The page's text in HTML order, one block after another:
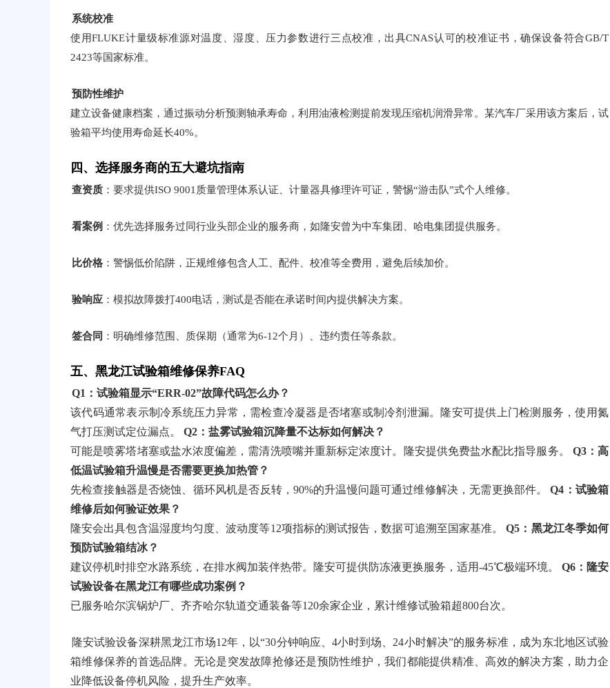
系统校准
使用FLUKE计量级标准源对温度、湿度、压力参数进行三点校准，出具CNAS认可的校准证书，确保设备符合GB/T
2423等国家标准。
预防性维护
建立设备健康档案，通过振动分析预测轴承寿命，利用油液检测提前发现压缩机润滑异常。某汽车厂采用该方案后，试
验箱平均使用寿命延长40%。
四、选择服务商的五大避坑指南
查资质 ：要求提供ISO 9001质量管理体系认证、计量器具修理许可证，警惕“游击队”式个人维修。
看案例 ：优先选择服务过同行业头部企业的服务商，如隆安曾为中车集团、哈电集团提供服务。
比价格 ：警惕低价陷阱，正规维修包含人工、配件、校准等全费用，避免后续加价。
验响应 ：模拟故障拨打400电话，测试是否能在承诺时间内提供解决方案。
签合同 ：明确维修范围、质保期（通常为6-12个月）、违约责任等条款。
五、黑龙江试验箱维修保养FAQ
Q1：试验箱显示“ERR-02”故障代码怎么办？
该代码通常表示制冷系统压力异常，需检查冷凝器是否堵塞或制冷剂泄漏。隆安可提供上门检测服务，使用氮
气打压测试定位漏点。 Q2：盐雾试验箱沉降量不达标如何解决？
可能是喷雾塔堵塞或盐水浓度偏差，需清洗喷嘴并重新标定浓度计。隆安提供免费盐水配比指导服务。 Q3：高
低温试验箱升温慢是否需要更换加热管？
先检查接触器是否烧蚀、循环风机是否反转，90%的升温慢问题可通过维修解决，无需更换部件。Q4：试验箱
维修后如何验证效果？
隆安会出具包含温湿度均匀度、波动度等12项指标的测试报告，数据可追溯至国家基准。Q5：黑龙江冬季如何
预防试验箱结冰？
建议停机时排空水路系统，在排水阀加装伴热带。隆安可提供防冻液更换服务，适用-45℃极端环境。 Q6：隆安
试验设备在黑龙江有哪些成功案例？
已服务哈尔滨锅炉厂、齐齐哈尔轨道交通装备等120余家企业，累计维修试验箱超800台次。
隆安试验设备深耕黑龙江市场12年，以“30分钟响应、4小时到场、24小时解决”的服务标准，成为东北地区试验
箱维修保养的首选品牌。无论是突发故障抢修还是预防性维护，我们都能提供精准、高效的解决方案，助力企
业降低设备停机风险，提升生产效率。